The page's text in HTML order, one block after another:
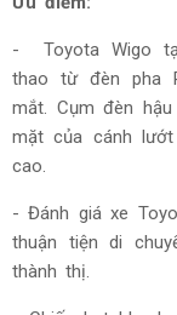
- Toyota Wigo
thao từ đèn pha
mắt. Cụm đèn
mặt của cánh
cao.
- Đánh giá xe
thuận tiện di
thành thị.